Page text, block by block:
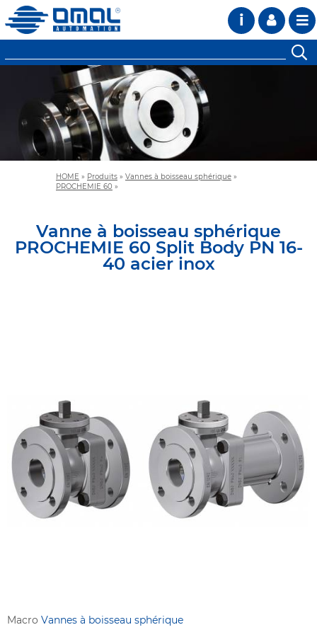
i
HOME » Produits » Vannes à boisseau sphérique »
PROCHEMIE 60 »
Vanne à boisseau sphérique
PROCHEMIE 60 Split Body PN 16-
40 acier inox
Macro Vannes à boisseau sphérique